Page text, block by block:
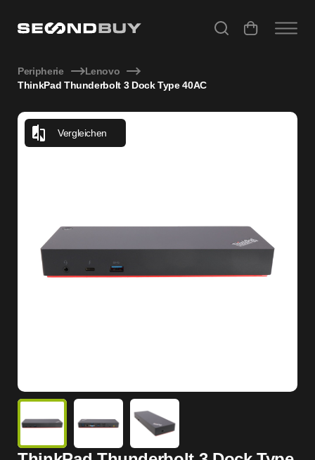
Peripherie
Lenovo
ThinkPad Thunderbolt 3 Dock Type 40AC
Vergleichen